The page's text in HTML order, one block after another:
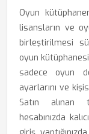
Oyun
lisansların ve
birleştirilmesi
oyun
sadece oyun
ayarlarını ve
Satın alınan
hesabınızda